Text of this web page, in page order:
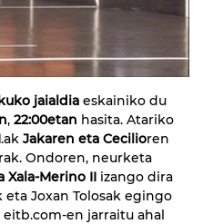
jaialdia eskainiko du
, 22:00etan hasita. Atariko
.ak Jakaren eta Cecilioren
Ondoren, neurketa
Xala-Merino II izango dira
eta Joxan Tolosak egingo
en jarraitu ahal